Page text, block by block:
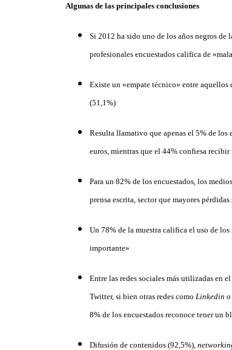
Algunas de las principales conclusiones
Si 2012 ha sido uno de los años negros de
profesionales encuestados califica de
Existe un «empate técnico» entre aquellos
(51,1%)
Resulta llamativo que apenas el 5% de los
euros, mientras que el 44% confiesa recibir
Para un 82% de los encuestados, los
prensa escrita, sector que mayores
Un 78% de la muestra califica el uso de
importante»
Entre las redes sociales más utilizadas en
Twitter, si bien otras redes como Linkedin o
8% de los encuestados reconoce tener un
Difusión de contenidos (92,5%),